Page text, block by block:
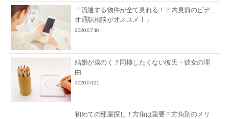
「流通する物件が全て見れる！？内見前のビデ
オ通話相談がオススメ！」
2020.07.10
結婚が遠のく？同棲したくない彼氏・彼女の理
由
2020.04.21
初めての部屋探し！方角は重要？方角別のメリ